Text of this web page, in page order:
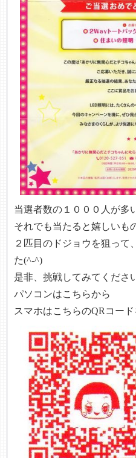
当選者数の１０００人が多
それでも当たると嬉しいも
２匹目のドジョウを狙って
た(^-^)
是非、挑戦してみてくださ
パソコンはこちらから
スマホはこちらのQRコー